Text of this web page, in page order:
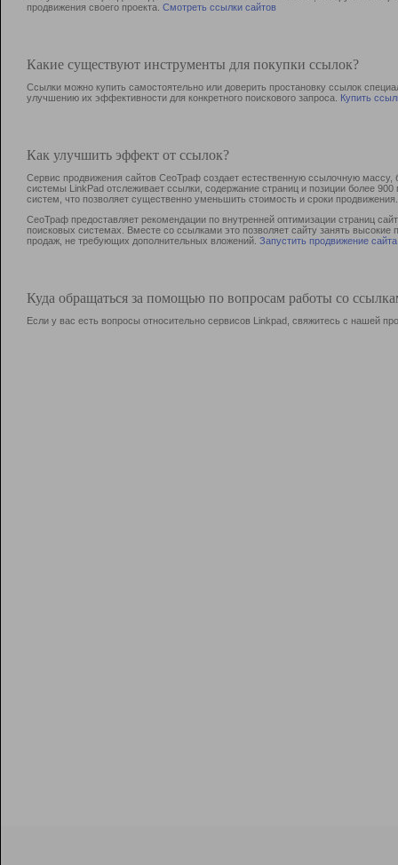
продвижения своего проекта. Смотреть ссылки сайтов
Какие существуют инструменты для покупки ссылок?
Ссылки можно купить самостоятельно или доверить простановку ссылок
улучшению их эффективности для конкретного поискового запроса. Купить
Как улучшить эффект от ссылок?
Сервис продвижения сайтов СеоТраф создает естественную ссылочную
системы LinkPad отслеживает ссылки, содержание страниц и позиции более
систем, что позволяет существенно уменьшить стоимость и сроки продвижения.
СеоТраф предоставляет рекомендации по внутренней оптимизации страниц
поисковых системах. Вместе со ссылками это позволяет сайту занять
продаж, не требующих дополнительных вложений. Запустить продвижение сайта
Куда обращаться за помощью по вопросам работы со
Если у вас есть вопросы относительно сервисов Linkpad, свяжитесь с нашей